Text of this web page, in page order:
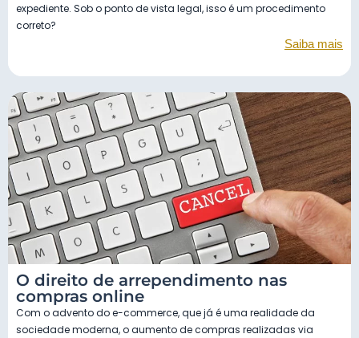
expediente. Sob o ponto de vista legal, isso é um procedimento
correto?
Saiba mais
O direito de arrependimento nas
compras online
Com o advento do e-commerce, que já é uma realidade da
sociedade moderna, o aumento de compras realizadas via